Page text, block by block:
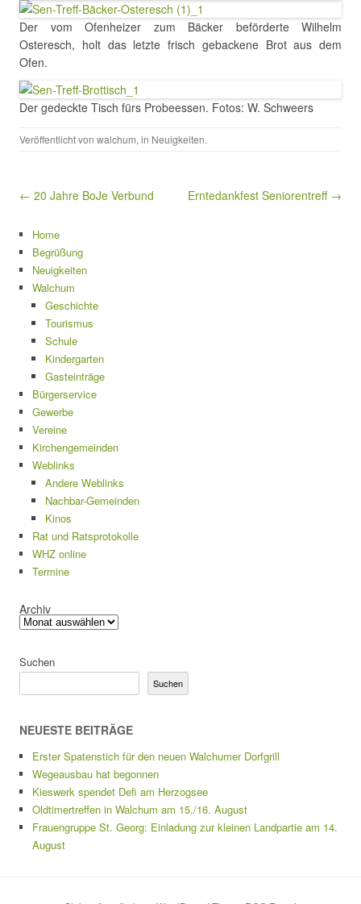
Der vom Ofenheizer zum Bäcker beförderte Wilhelm
Osteresch, holt das letzte frisch gebackene Brot aus dem
Ofen.
Der gedeckte Tisch fürs Probeessen. Fotos: W. Schweers
Veröffentlicht von walchum, in Neuigkeiten.
Beitragsnavigation
← 20 Jahre BoJe Verbund Erntedankfest Seniorentreff →
Home
Begrüßung
Neuigkeiten
Walchum
Geschichte
Tourismus
Schule
Kindergarten
Gasteinträge
Bürgerservice
Gewerbe
Vereine
Kirchengemeinden
Weblinks
Andere Weblinks
Nachbar-Gemeinden
Kinos
Rat und Ratsprotokolle
WHZ online
Termine
Archiv
Suchen
Suchen
NEUESTE BEITRÄGE
Erster Spatenstich für den neuen Walchumer Dorfgrill
Wegeausbau hat begonnen
Kieswerk spendet Defi am Herzogsee
Oldtimertreffen in Walchum am 15./16. August
Frauengruppe St. Georg: Einladung zur kleinen Landpartie am 14.
August